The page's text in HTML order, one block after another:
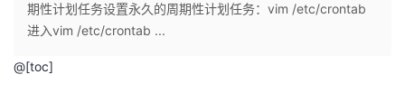
人
主
我
的
我
期性计划任务设置永久的周期性计划任务：vim /etc/crontab
进入vim /etc/crontab ...
@[toc]